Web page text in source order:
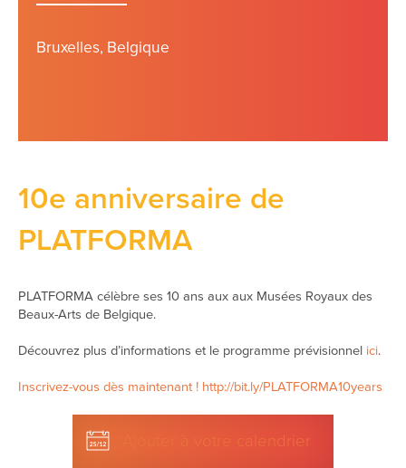
Bruxelles, Belgique
10e anniversaire de
PLATFORMA
PLATFORMA célèbre ses 10 ans aux aux Musées Royaux des
Beaux-Arts de Belgique.
Découvrez plus d’informations et le programme prévisionnel ici.
Inscrivez-vous dès maintenant ! http://bit.ly/PLATFORMA10years
Ajouter à votre calendrier